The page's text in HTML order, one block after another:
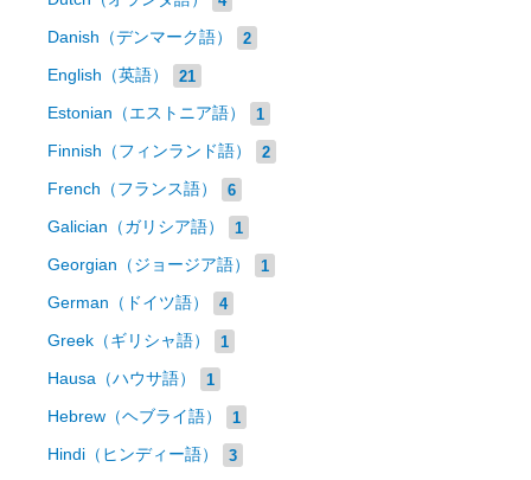
Danish（デンマーク語） 2
English（英語） 21
Estonian（エストニア語） 1
Finnish（フィンランド語） 2
French（フランス語） 6
Galician（ガリシア語） 1
Georgian（ジョージア語） 1
German（ドイツ語） 4
Greek（ギリシャ語） 1
Hausa（ハウサ語） 1
Hebrew（ヘブライ語） 1
Hindi（ヒンディー語） 3